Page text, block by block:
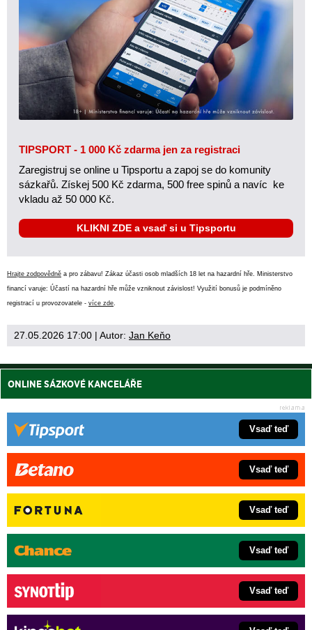
TIPSPORT - 1 000 Kč zdarma jen za registraci
Zaregistruj se online u Tipsportu a zapoj se do komunity
sázkařů. Získej 500 Kč zdarma, 500 free spinů a navíc ke
vkladu až 50 000 Kč.
KLIKNI ZDE a vsaď si u Tipsportu
Hrajte zodpovědně a pro zábavu! Zákaz účasti osob mladších 18 let na hazardní hře. Ministerstvo
financí varuje: Účastí na hazardní hře může vzniknout závislost! Využití bonusů je podmíněno
registrací u provozovatele - více zde
27.05.2026 17:00 | Autor: Jan Keňo
ONLINE SÁZKOVÉ KANCELÁŘE
Vsaď teď
Vsaď teď
Vsaď teď
Vsaď teď
Vsaď teď